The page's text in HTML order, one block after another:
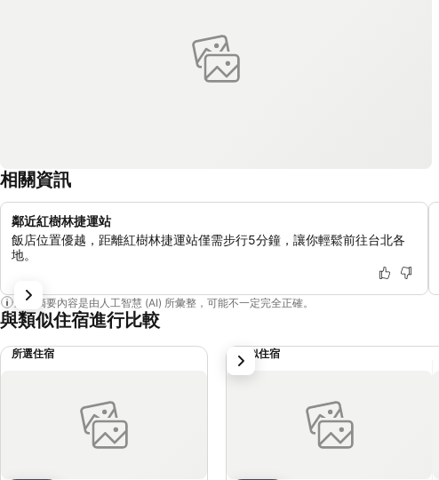
相關資訊
鄰近紅樹林捷運站
飯店位置優越，距離紅樹林捷運站僅需步行5分鐘，讓你輕鬆前往台北各
地。
這個摘要內容是由人工智慧 (AI) 所彙整，可能不一定完全正確。
與類似住宿進行比較
所選住宿 類似住宿
下一步